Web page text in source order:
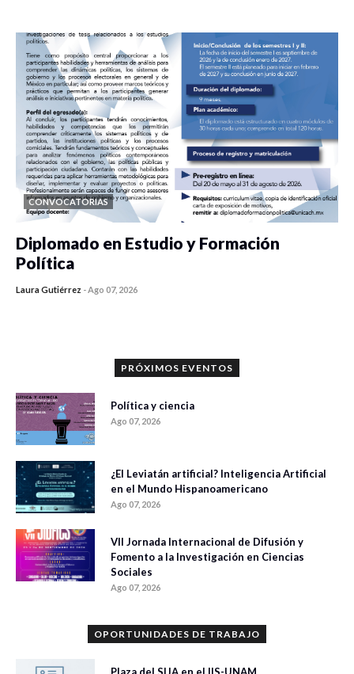
CONVOCATORIAS
Diplomado en Estudio y Formación
Política
Laura Gutiérrez -Ago 07, 2026
PRÓXIMOS EVENTOS
Política y ciencia
Ago 07, 2026
¿El Leviatán artificial? Inteligencia Artificial
en el Mundo Hispanoamericano
Ago 07, 2026
VII Jornada Internacional de Difusión y
Fomento a la Investigación en Ciencias
Sociales
Ago 07, 2026
OPORTUNIDADES DE TRABAJO